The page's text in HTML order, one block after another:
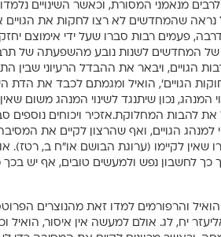
לרבים מנאמני המסורת, וכאשר השינויים
נראה שהמחדשים לא רצו לחקות את
פעמים רבות סברו שעל ידי אימוצם
של המחדשים לשנות נובע מהשפעתה של
הגויים, ויבאר את ההבדל הרעיוני שבין
הגויים’, הואיל ומגמתם לכבד את הדת
נכון שיתנגד לשינוי המנהג משום
את להבות המחלוקת.אזכיר ויכוחים נוספים
למנהג הגויים, ואף שהרצון לקיים את
שאין לקיימו (ערוגת הבושם או”ח ב,
כך לחשבון נפש ולמעשים טובים, אף יש
והרפורמים למדו זאת מהנוצרים
יח, לג. אולם למעשה אין איסור, הואיל